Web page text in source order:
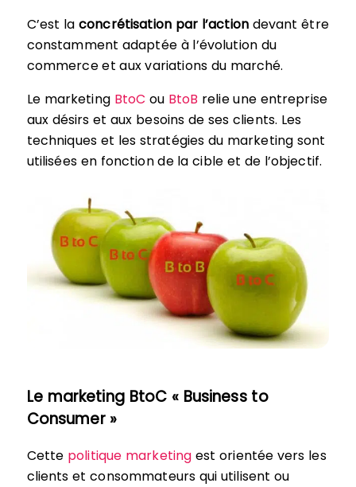
C’est la concrétisation par l’action devant être
constamment adaptée à l’évolution du
commerce et aux variations du marché.
Le marketing BtoC ou BtoB relie une entreprise
aux désirs et aux besoins de ses clients. Les
techniques et les stratégies du marketing sont
utilisées en fonction de la cible et de l’objectif.
Le marketing BtoC « Business to
Consumer »
Cette politique marketing est orientée vers les
clients et consommateurs qui utilisent ou